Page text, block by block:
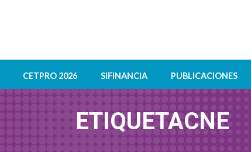
CETPRO 2026 SIFINANCIA PUBLICACIONES
ETIQUETACNE